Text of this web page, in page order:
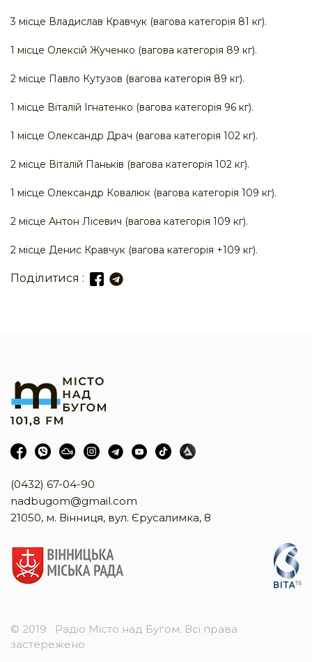
3 місце Владислав Кравчук (вагова категорія 81 кг).
1 місце Олексій Жученко (вагова категорія 89 кг).
2 місце Павло Кутузов (вагова категорія 89 кг).
1 місце Віталій Ігнатенко (вагова категорія 96 кг).
1 місце Олександр Драч (вагова категорія 102 кг).
2 місце Віталій Паньків (вагова категорія 102 кг).
1 місце Олександр Ковалюк (вагова категорія 109 кг).
2 місце Антон Лісевич (вагова категорія 109 кг).
2 місце Денис Кравчук (вагова категорія +109 кг).
Поділитися :
(0432) 67-04-90
nadbugom@gmail.com
21050, м. Вінниця, вул. Єрусалимка, 8
© 2019
Радіо Місто над Бугом. Всі права
застережено